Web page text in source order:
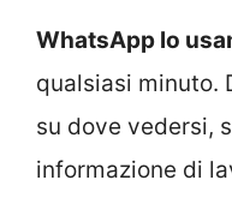
WhatsApp lo
qualsiasi minuto.
su dove vedersi,
informazione di